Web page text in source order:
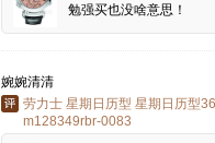
勉强买也没啥意思！
婉婉清清
劳力士 星期日历型 星期日历型36
m128349rbr-0083